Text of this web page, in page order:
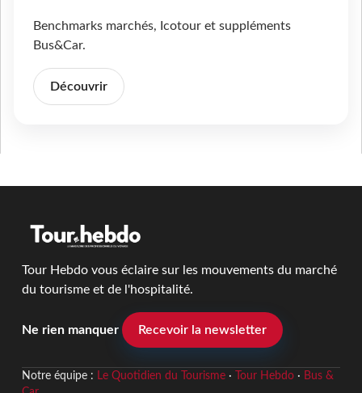
Benchmarks marchés, Icotour et suppléments
Bus&Car.
Découvrir
Tour Hebdo vous éclaire sur les mouvements du marché
du tourisme et de l'hospitalité.
Ne rien manquer Recevoir la newsletter
Notre équipe : Le Quotidien du Tourisme· Tour Hebdo· Bus &